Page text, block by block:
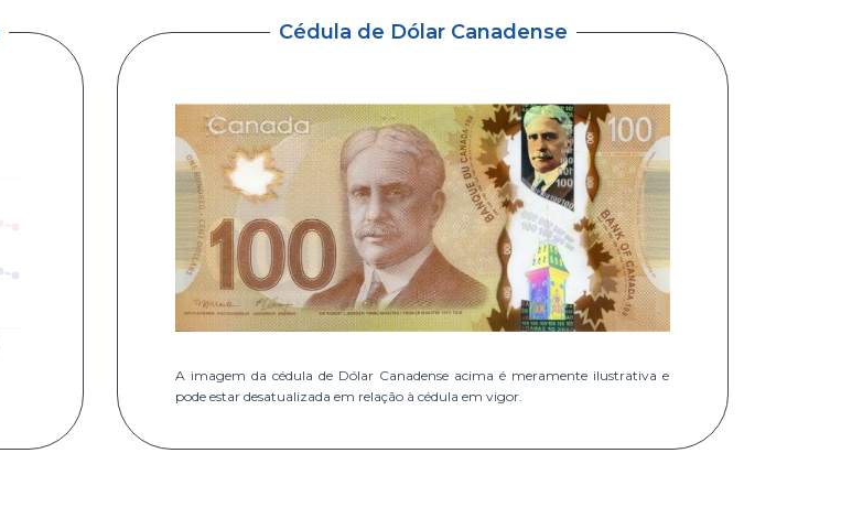
Cédula de Dólar Canadense
A imagem da cédula de Dólar Canadense acima é meramente ilustrativa e
pode estar desatualizada em relação à cédula em vigor.